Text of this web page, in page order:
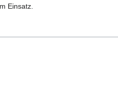
Einsatz.